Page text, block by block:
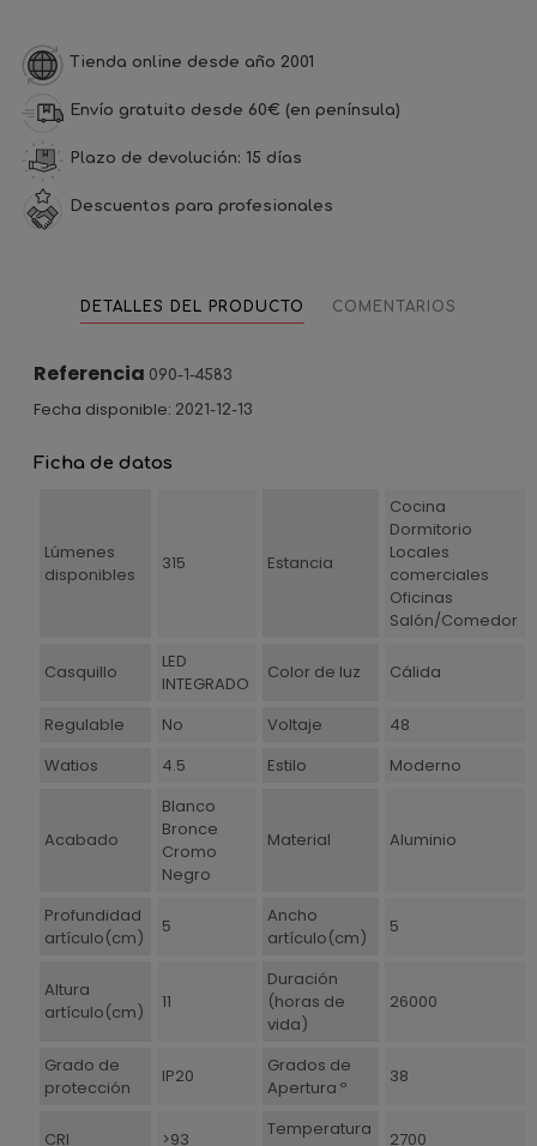
Tienda online desde año 2001
Envío gratuito desde 60€ (en península)
Plazo de devolución: 15 días
Descuentos para profesionales
DETALLES DEL PRODUCTO COMENTARIOS
Referencia 090-1-4583
Fecha disponible: 2021-12-13
Ficha de datos
Lúmenes
disponibles
315 Estancia
Cocina
Dormitorio
Locales
comerciales
Oficinas
Salón/Comedor
Casquillo
LED
INTEGRADO
Color de luz Cálida
Regulable No Voltaje
48
Watios
4.5 Estilo Moderno
Acabado
Blanco
Bronce
Cromo
Negro
Material Aluminio
Profundidad
artículo(cm)
5
Ancho
artículo(cm)
5
Altura
artículo(cm)
11
Duración
(horas de
vida)
26000
Grado de
protección
IP20
Grados de
Apertura º
38
CRI >93
Temperatura
2700